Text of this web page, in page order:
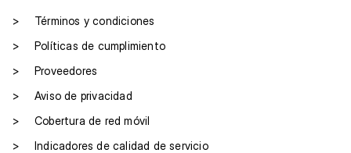
>
Términos y condiciones
>
Políticas de cumplimiento
>
Proveedores
>
Aviso de privacidad
>
Cobertura de red móvil
>
Indicadores de calidad de servicio